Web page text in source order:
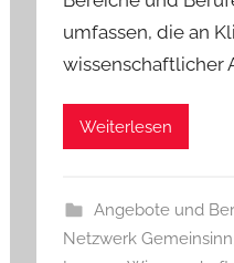
umfassen, die an
wissenschaftlicher
Weiterlesen
Angebote und
Netzwerk Gemeinsinn